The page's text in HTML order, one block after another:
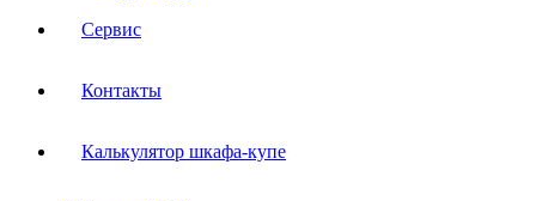
Сервис
Контакты
Калькулятор шкафа-купе